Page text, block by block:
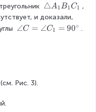
_
1
\
t
ri
△A1B1C1 ,
и доказали,
\
=
∠C = ∠C1 = 90∘ .
(см. Рис. 3).